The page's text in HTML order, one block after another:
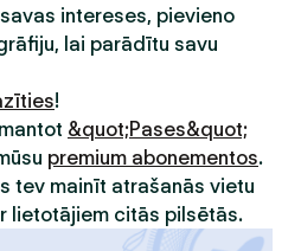
intereses, pievieno
lai parādītu savu
!
&quot;Pases&quot;
premium abonementos.
tev mainīt atrašanās vietu
lietotājiem citās pilsētās.